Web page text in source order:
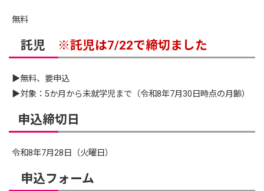
無料
託児 ※託児は7/22で締切ました
▶無料、要申込
▶対象：5か月から未就学児まで（令和8年7月30日時点の月齢）
申込締切日
令和8年7月28日（火曜日）
申込フォーム